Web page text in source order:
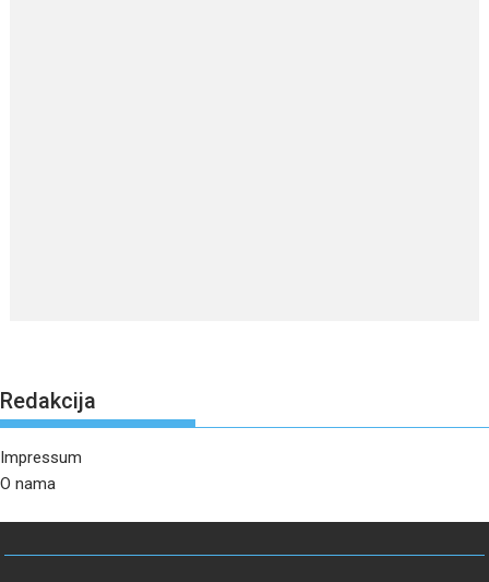
Redakcija
Impressum
O nama